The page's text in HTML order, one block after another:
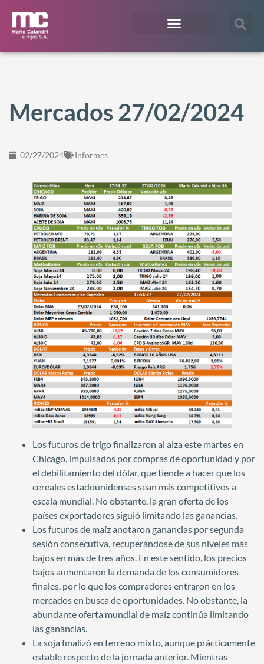
Mercados 27/02/2024
02/27/2024 Informes
Los futuros de trigo finalizaron al alza este martes en
Chicago, impulsados por compras de oportunidad y por
el debilitamiento del dólar, que tiende a hacer que los
cereales estadounidenses sean más competitivos a
escala mundial. No obstante, la gran oferta de los
países exportadores siguió limitando las ganancias.
Los futuros de maíz anotaron ganancias por segunda
sesión consecutiva, recuperándose de sus niveles más
bajos en más de tres años. En este sentido, los precios
bajos aumentaron la demanda de los consumidores
finales, por lo que los compradores entraron en los
mercados en busca de oportunidades. No obstante, la
abundante oferta mundial de maíz continúa limitando
las ganancias.
La soja finalizó en terreno mixto, aunque prácticamente
estable respecto de la jornada anterior. Mientras